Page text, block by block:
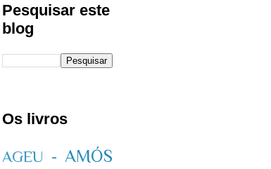
Pesquisar este
blog
Os livros
AGEU - AMÓS